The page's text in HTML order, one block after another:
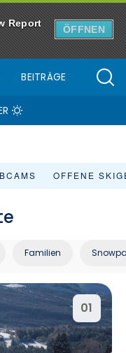
Report
ÖFFNEN
BEITRÄGE
OFFENE
Familien
01